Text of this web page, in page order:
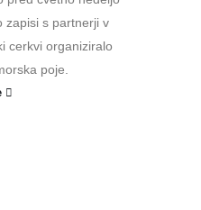
zapisi s partnerji v
cerkvi organiziralo
poje.